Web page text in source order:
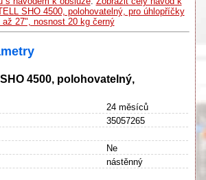
SHO 4500, polohovatelný, pro úhlopříčky
až 27", nosnost 20 kg černý
4500, polohovatelný,
24 měsíců
35057265
Ne
nástěnný